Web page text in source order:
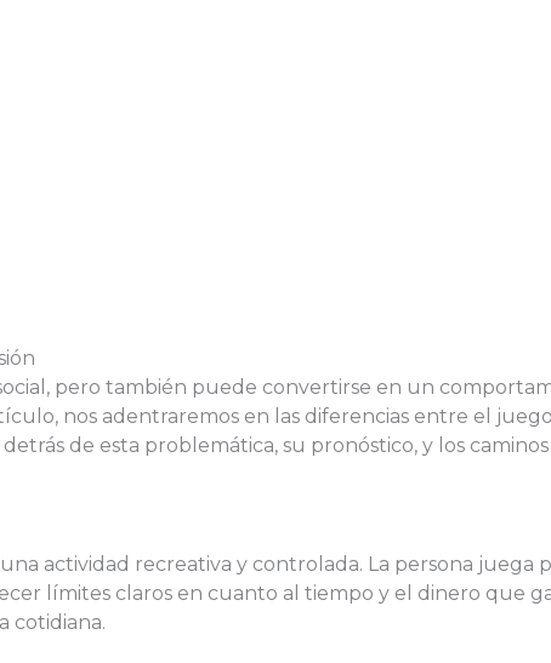
pero también puede convertirse en un
nos adentraremos en las diferencias entre el
de esta problemática, su pronóstico, y los caminos
actividad recreativa y controlada. La persona juega
límites claros en cuanto al tiempo y el dinero que
cotidiana.